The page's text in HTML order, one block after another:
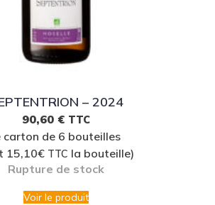
– 2024
90,60 € TTC
carton de 6 bouteilles
15,10€ TTC la bouteille)
Rupture de stock
Voir le produit